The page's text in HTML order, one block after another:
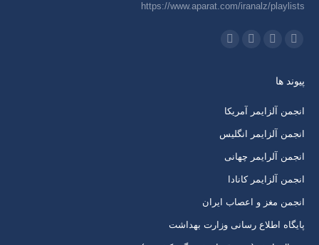
https://www.aparat.com/iranalz/playlists
ما را دنبال کنید در:
کردن
پنجره
جدید
پنجره
جدید
پنجره
جدید
پنجره
جدید
پیوند ها
انجمن آلزایمر آمریکا
انجمن آلزایمر انگلیس
انجمن آلرایمر چهانی
انجمن آلزایمر کانادا
انجمن مغز و اعصاب ایران
پایگاه اطلاع رسانی وزارت بهداشت